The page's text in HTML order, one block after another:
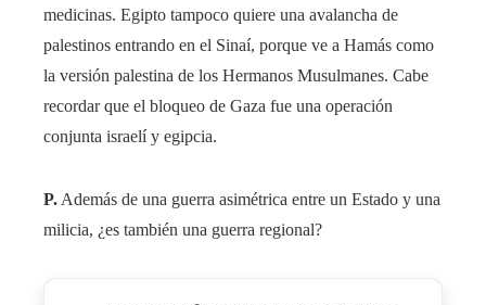
medicinas. Egipto tampoco quiere una avalancha de
palestinos entrando en el Sinaí, porque ve a Hamás como
la versión palestina de los Hermanos Musulmanes. Cabe
recordar que el bloqueo de Gaza fue una operación
conjunta israelí y egipcia.
P.Además de una guerra asimétrica entre un Estado y una
milicia, ¿es también una guerra regional?